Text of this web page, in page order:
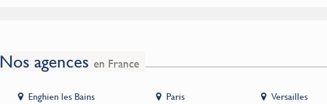
Nos agences en France
Enghien les Bains Paris Versailles